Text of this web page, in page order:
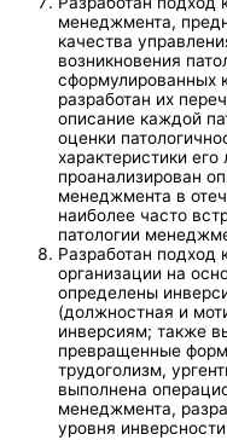
менеджмента,
качества
возникновения
сформулированных
разработан их
описание каждой
оценки
характеристики его
проанализирован
менеджмента в
наиболее часто
патологии
Разработан подход
организации на
определены
(должностная и
инверсиям; также
превращенные
трудоголизм,
выполнена
менеджмента,
уровня